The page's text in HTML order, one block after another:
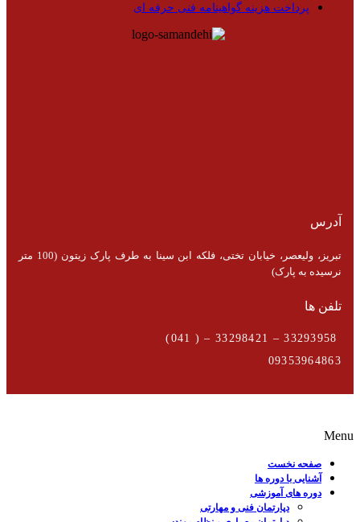
پرداخت هزینه گواهینامه فنی حرفه ای
آدرس
تبریز، ولیعصر، خیابان تختی، فلکه ابن سینا به طرف پارک زیتون (100 متر
نرسیده به پارک)
تلفن ها
09353964863
Menu
صفحه نخست
آشنایی با دوره ها
دوره های آموزشی
دپارتمان فنی و مهارتی